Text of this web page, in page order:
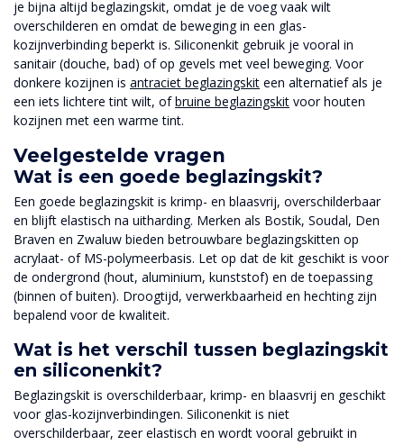
je bijna altijd beglazingskit, omdat je de voeg vaak wilt
overschilderen en omdat de beweging in een glas-
kozijnverbinding beperkt is. Siliconenkit gebruik je vooral in
sanitair (douche, bad) of op gevels met veel beweging. Voor
donkere kozijnen is antraciet beglazingskit een alternatief als je
een iets lichtere tint wilt, ofbruine beglazingskit voor houten
kozijnen met een warme tint.
Veelgestelde vragen
Wat is een goede beglazingskit?
Een goede beglazingskit is krimp- en blaasvrij, overschilderbaar
en blijft elastisch na uitharding. Merken als Bostik, Soudal, Den
Braven en Zwaluw bieden betrouwbare beglazingskitten op
acrylaat- of MS-polymeerbasis. Let op dat de kit geschikt is voor
de ondergrond (hout, aluminium, kunststof) en de toepassing
(binnen of buiten). Droogtijd, verwerkbaarheid en hechting zijn
bepalend voor de kwaliteit.
Wat is het verschil tussen beglazingskit
en siliconenkit?
Beglazingskit is overschilderbaar, krimp- en blaasvrij en geschikt
voor glas-kozijnverbindingen. Siliconenkit is niet
overschilderbaar, zeer elastisch en wordt vooral gebruikt in